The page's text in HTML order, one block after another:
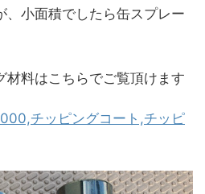
、小面積でしたら缶スプレー
材料はこちらでご覧頂けます
チッピングコート,チッピ